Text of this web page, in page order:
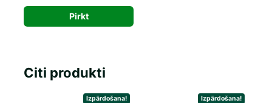
price
was:
price
is:
Pirkt
Citi produkti
Izpārdošana! Izpārdošana!